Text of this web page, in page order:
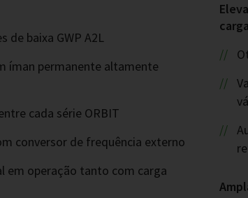
de baixa GWP A2L
íman permanente altamente
cada série ORBIT
conversor de frequência externo
em operação tanto com carga